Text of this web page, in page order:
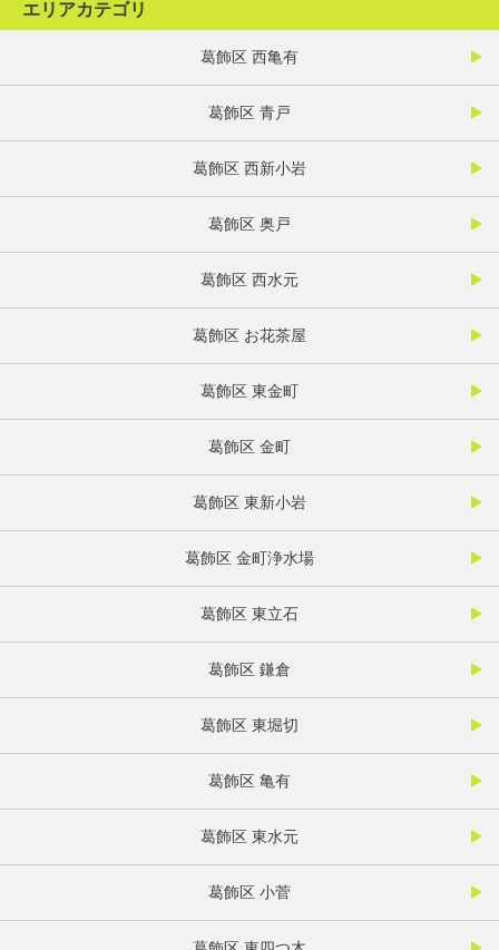
エリアカテゴリ
葛飾区 西亀有
葛飾区 青戸
葛飾区 西新小岩
葛飾区 奥戸
葛飾区 西水元
葛飾区 お花茶屋
葛飾区 東金町
葛飾区 金町
葛飾区 東新小岩
葛飾区 金町浄水場
葛飾区 東立石
葛飾区 鎌倉
葛飾区 東堀切
葛飾区 亀有
葛飾区 東水元
葛飾区 小菅